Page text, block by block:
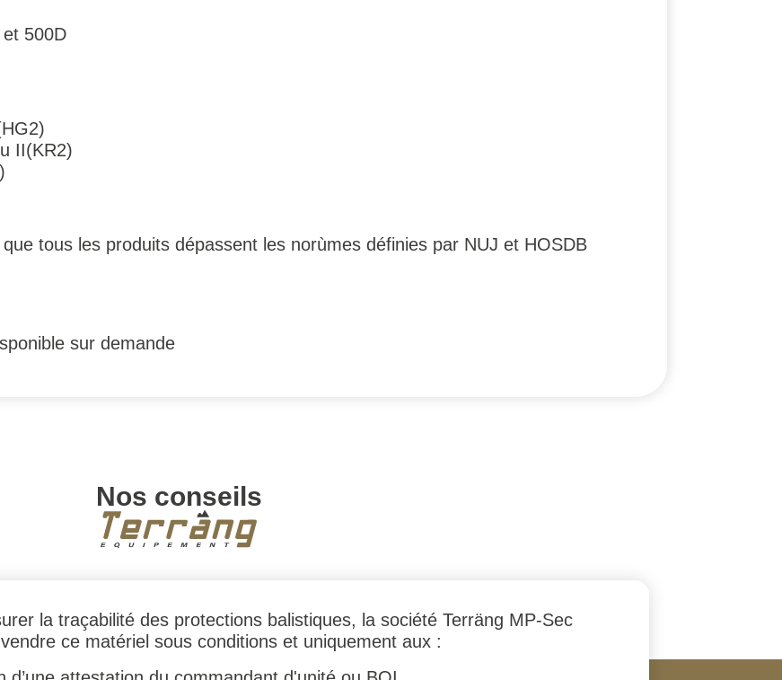
500D
II(KR2)
tous les produits dépassent les norùmes définies par NUJ et HOSDB
sur demande
Nos conseils
la traçabilité des protections balistiques, la société Terräng MP-Sec
ce matériel sous conditions et uniquement aux :